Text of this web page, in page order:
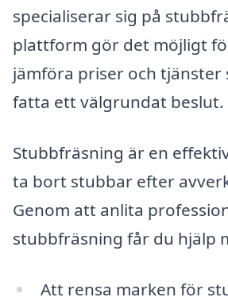
specialiserar sig på
plattform gör det möjligt
jämföra priser och tjänster
fatta ett välgrundat beslut.
Stubbfräsning är en
ta bort stubbar efter
Genom att anlita
stubbfräsning får du hjälp
Att rensa marken för